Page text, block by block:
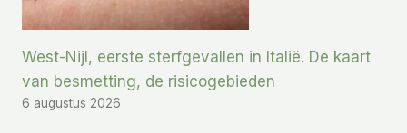
West-Nijl, eerste sterfgevallen in Italië. De kaart
van besmetting, de risicogebieden
6 augustus 2026